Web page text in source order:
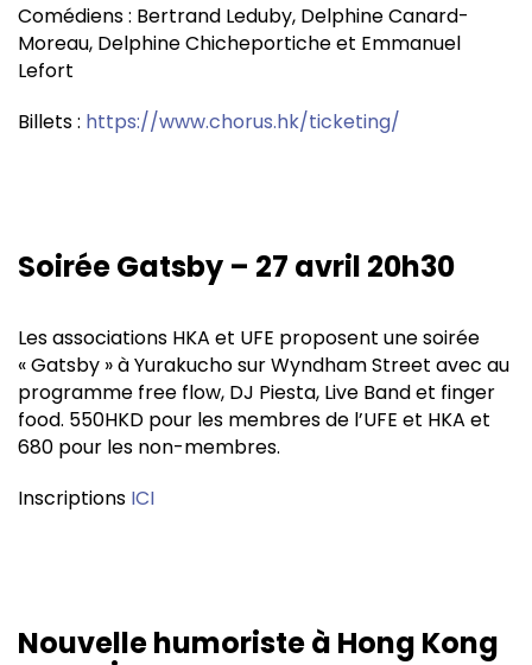
Comédiens : Bertrand Leduby, Delphine Canard-
Moreau, Delphine Chicheportiche et Emmanuel
Lefort
Billets : https://www.chorus.hk/ticketing/
Soirée Gatsby – 27 avril 20h30
Les associations HKA et UFE proposent une soirée
« Gatsby » à Yurakucho sur Wyndham Street avec au
programme free flow, DJ Piesta, Live Band et finger
food. 550HKD pour les membres de l’UFE et HKA et
680 pour les non-membres.
Inscriptions ICI
Nouvelle humoriste à Hong Kong